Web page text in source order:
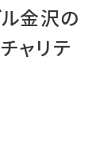
ル金沢の
ャリテ